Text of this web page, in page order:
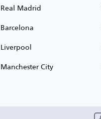
Real Madrid
Barcelona
Liverpool
Manchester City